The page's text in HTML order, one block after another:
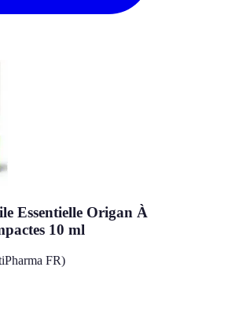
Essentielle Origan À
10 ml
FR)